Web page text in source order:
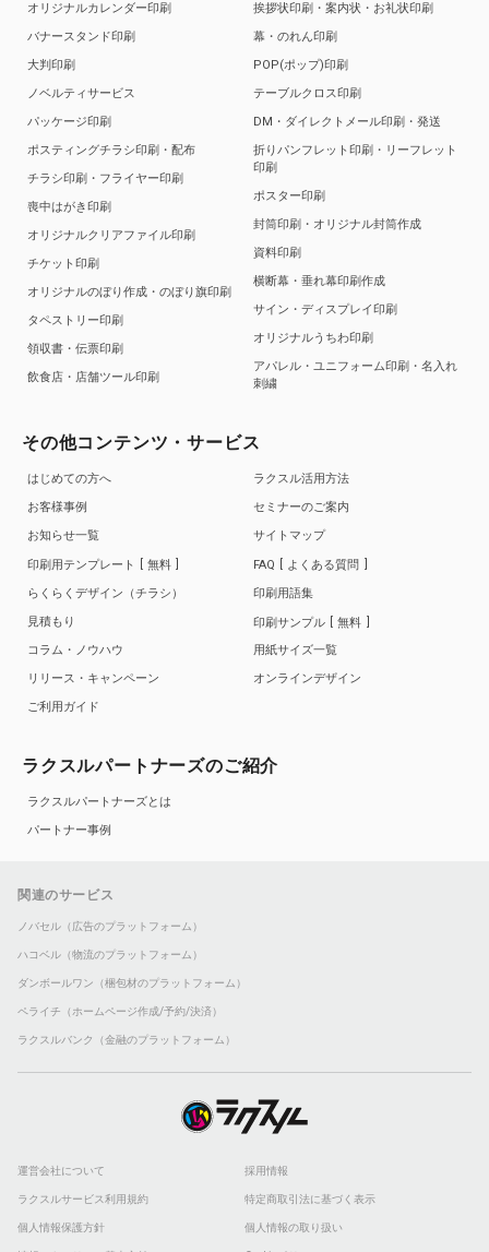
オリジナルカレンダー印刷
バナースタンド印刷
大判印刷
ノベルティサービス
パッケージ印刷
ポスティングチラシ印刷・配布
チラシ印刷・フライヤー印刷
喪中はがき印刷
オリジナルクリアファイル印刷
チケット印刷
オリジナルのぼり作成・のぼり旗印刷
タペストリー印刷
領収書・伝票印刷
飲食店・店舗ツール印刷
挨拶状印刷・案内状・お礼状印刷
幕・のれん印刷
POP(ポップ)印刷
テーブルクロス印刷
DM・ダイレクトメール印刷・発送
折りパンフレット印刷・リーフレット
印刷
ポスター印刷
封筒印刷・オリジナル封筒作成
資料印刷
横断幕・垂れ幕印刷作成
サイン・ディスプレイ印刷
オリジナルうちわ印刷
アパレル・ユニフォーム印刷・名入れ
刺繍
その他コンテンツ・サービス
はじめての方へ
お客様事例
お知らせ一覧
印刷用テンプレート
無料
らくらくデザイン（チラシ）
見積もり
コラム・ノウハウ
リリース・キャンペーン
ご利用ガイド
ラクスル活用方法
セミナーのご案内
サイトマップ
FAQ
よくある質問
印刷用語集
印刷サンプル
無料
用紙サイズ一覧
オンラインデザイン
ラクスルパートナーズのご紹介
ラクスルパートナーズとは
パートナー事例
関連のサービス
ノバセル（広告のプラットフォーム）
ハコベル（物流のプラットフォーム）
ダンボールワン（梱包材のプラットフォーム）
ペライチ（ホームページ作成/予約/決済）
ラクスルバンク（金融のプラットフォーム）
運営会社について 採用情報
ラクスルサービス利用規約 特定商取引法に基づく表示
個人情報保護方針 個人情報の取り扱い